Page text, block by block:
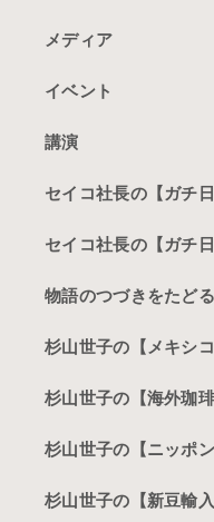
メディア
イベント
講演
セイコ社長の【ガチ
セイコ社長の【ガチ
物語のつづきをたど
杉山世子の【メキシコ
杉山世子の【海外珈琲
杉山世子の【ニッポン
杉山世子の【新豆輸入